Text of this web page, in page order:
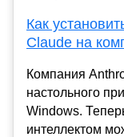
Как
Claude на
Компания
настольного
Windows.
интеллектом